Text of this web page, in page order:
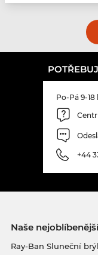
Po-Pá 9-18
+44
Naše
Ray-Ban Sluneční